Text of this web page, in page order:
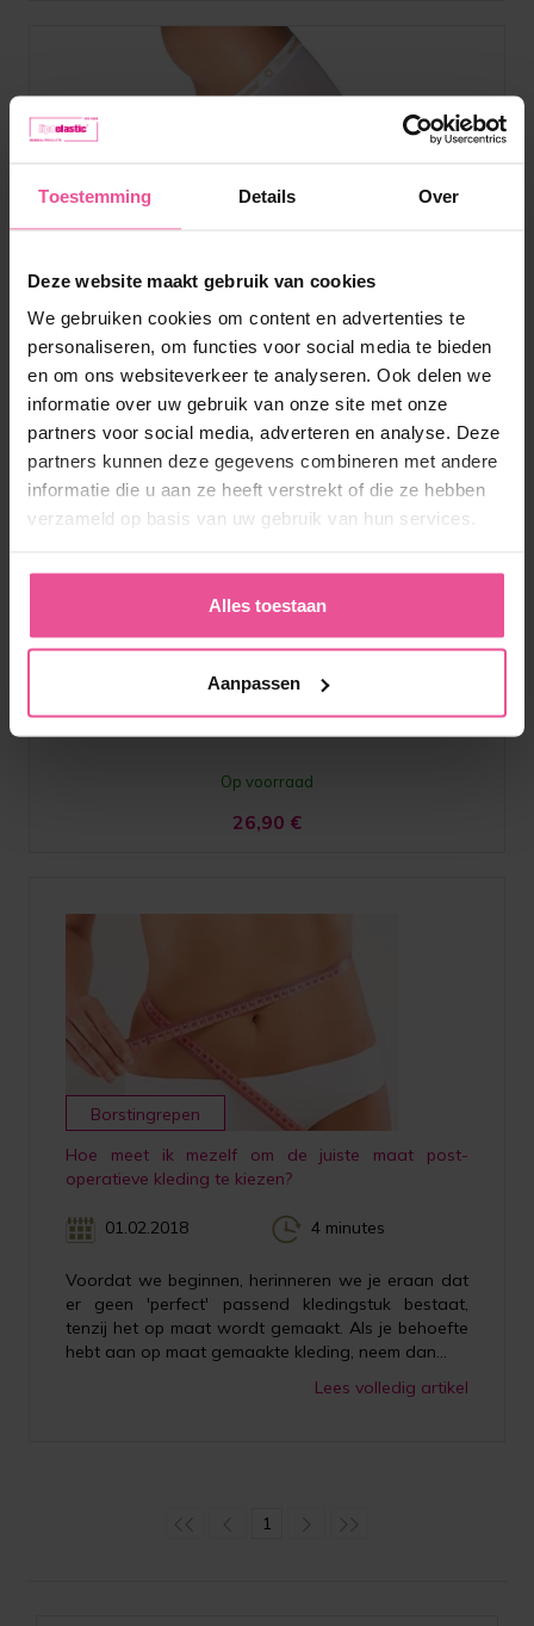
Toestemming Details Over
Deze website maakt gebruik van cookies
We gebruiken cookies om content en advertenties te
personaliseren, om functies voor social media te bieden
en om ons websiteverkeer te analyseren. Ook delen we
informatie over uw gebruik van onze site met onze
partners voor social media, adverteren en analyse. Deze
partners kunnen deze gegevens combineren met andere
informatie die u aan ze heeft verstrekt of die ze hebben
verzameld op basis van uw gebruik van hun services.
Alles toestaan
Aanpassen
Wit
Op voorraad
26,90 €
Borstingrepen
Hoe meet ik mezelf om de juiste maat post-
operatieve kleding te kiezen?
01.02.2018 4 minutes
Voordat we beginnen, herinneren we je eraan dat
er geen 'perfect' passend kledingstuk bestaat,
tenzij het op maat wordt gemaakt. Als je behoefte
hebt aan op maat gemaakte kleding, neem dan...
Lees volledig artikel
1